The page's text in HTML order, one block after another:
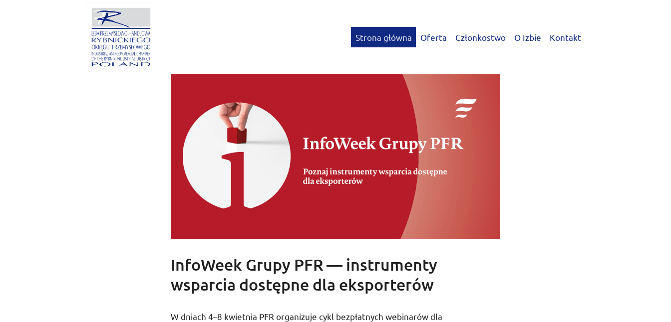
Strona główna Oferta Członkostwo O Izbie Kontakt
InfoWeek Grupy PFR — instrumenty
wsparcia dostępne dla eksporterów
W dniach 4–8 kwietnia PFR organizuje cykl bezpłatnych webinarów dla